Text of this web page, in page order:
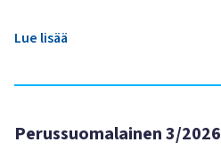
Lue lisää
Perussuomalainen 3/2026